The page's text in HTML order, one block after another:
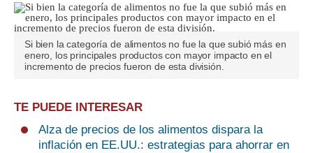
Si bien la categoría de alimentos no fue la que subió más en
enero, los principales productos con mayor impacto en el
incremento de precios fueron de esta división.
TE PUEDE INTERESAR
Alza de precios de los alimentos dispara la
inflación en EE.UU.: estrategias para ahorrar en